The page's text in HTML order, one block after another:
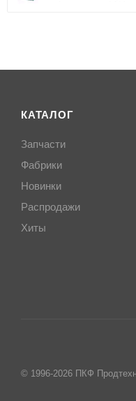
КАТАЛОГ
Запчасти
Фабрики
Новинки
Распродажи
Хиты
© 1996-2026 ПКФ